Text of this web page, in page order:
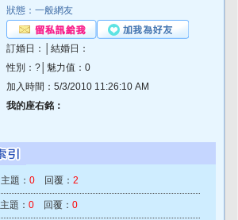
狀態：一般網友
訂婚日：│結婚日：
性別：?│魅力值：0
加入時間：5/3/2010 11:26:10 AM
我的座右銘：
主題： 0 回覆： 2
主題： 0 回覆： 0